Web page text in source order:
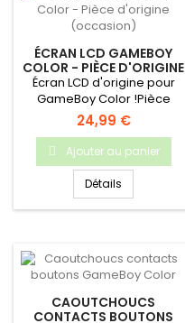
ÉCRAN LCD GAMEBOY
COLOR - PIÈCE D'ORIGINE
(OCCASION)
Écran LCD d'origine pour
GameBoy Color !Pièce
d'origine Nintendo
Occasion...
24,99 €
Ajouter au panier
Détails
CAOUTCHOUCS
CONTACTS BOUTONS